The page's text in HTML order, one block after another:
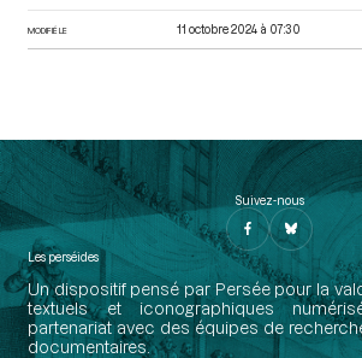
MODIFIÉ LE 11 octobre 2024 à 07:30
Suivez-nous
Les perséides
Un dispositif pensé par Persée pour la
textuels et iconographiques
partenariat avec des équipes de
documentaires.